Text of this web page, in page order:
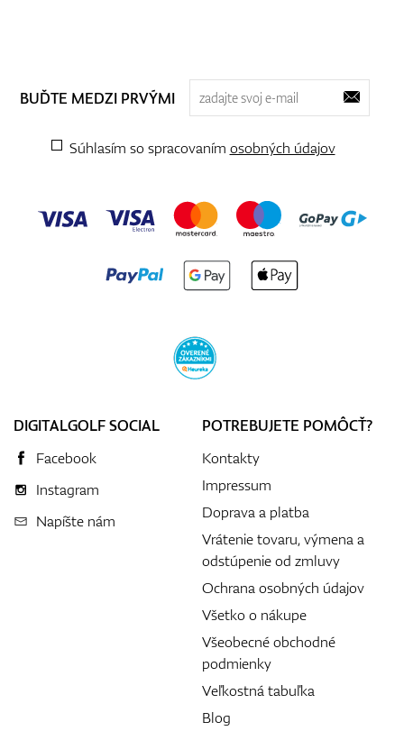
BUĎTE MEDZI PRVÝMI
Súhlasím so spracovaním osobných údajov
DIGITALGOLF SOCIAL
Facebook
Instagram
Napíšte nám
POTREBUJETE POMÔCŤ?
Kontakty
Impressum
Doprava a platba
Vrátenie tovaru, výmena a
odstúpenie od zmluvy
Ochrana osobných údajov
Všetko o nákupe
Všeobecné obchodné
podmienky
Veľkostná tabuľka
Blog